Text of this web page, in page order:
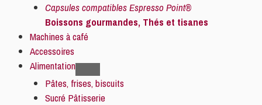
Capsules compatibles Espresso Point®
Boissons gourmandes, Thés et tisanes
Machines à café
Accessoires
Alimentation
Pâtes, frises, biscuits
Sucré Pâtisserie